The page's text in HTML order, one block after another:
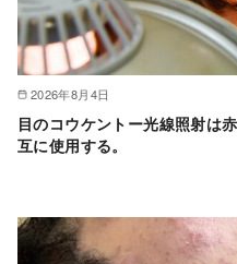
2026年8月4日
目のコウケントー光線照射は
互に使用する。